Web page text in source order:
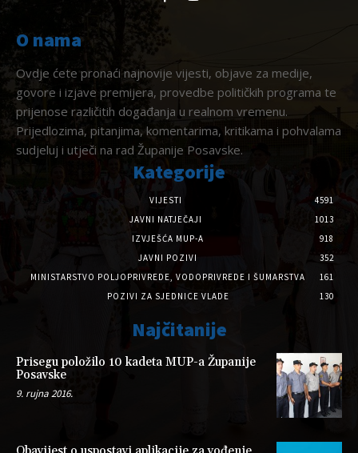
O nama
Ovdje ćete pronaći najnovije vijesti, objave za medije,
govore i izjave premijera, provedbe političkih programa te
prijenose različitih događanja u realnom vremenu.
Prijedlozima, pitanjima, komentarima, kritikama i pohvalama
sudjeluj i utječi na rad Županije Posavske.
Kategorije
VIJESTI
4591
JAVNI NATJEČAJI
1013
IZVJEŠĆA MUP-A
918
JAVNI POZIVI
352
MINISTARSTVO POLJOPRIVREDE, VODOPRIVREDE I ŠUMARSTVA
161
POZIVI ZA SJEDNICE VLADE
130
Najčitanije
Prisegu položilo 10 kadeta MUP-a Županije
Posavske
9. rujna 2016.